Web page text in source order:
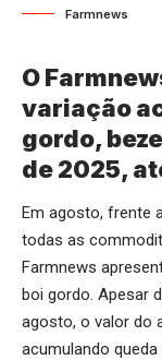
Farmnews
O
variação
gordo,
de 2025,
Em agosto, frente
todas as
Farmnews
boi gordo. Apesar
agosto, o valor do
acumulando